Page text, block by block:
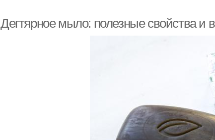
Дегтярное мыло: полезные свойства и